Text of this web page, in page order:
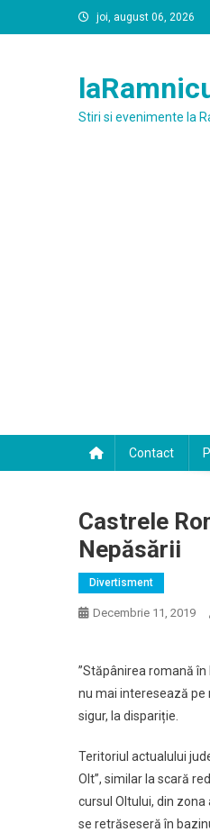
to
joi, august 06, 2026
Stiri si evenimente la
Contact
Castrele
Nepăsării
Divertisment
Decembrie 11, 2019
”Stăpânirea romană
nu mai interesează pe
sigur, la dispariție.
Teritoriul actualului
Olt”, similar la scară
cursul Oltului, din
se retrăseseră în